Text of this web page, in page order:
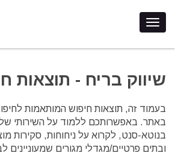
שיווק בריח - תוצאות
בעמוד זה, תוצאות חיפוש המותאמות
באתר. באפשרותכם ללמוד על השירותי של
בנוטא-סנט, לקרוא על ניחוחות, סקירות
ובתים פרטיים/מגדלי מגורים שמעוניינים